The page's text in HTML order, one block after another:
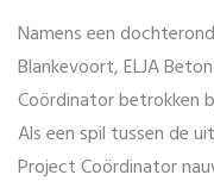
Namens een
Blankevoort, ELJA
Coördinator betrokken
Als een spil tussen de
Project Coördinator